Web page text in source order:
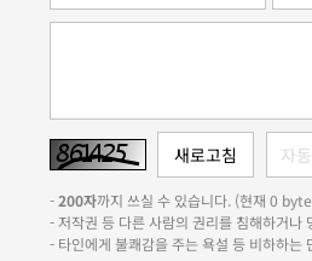
-200자까지 쓰실 수 있습니다. (현재 0
- 저작권 등 다른 사람의 권리를 침해하거나
- 타인에게 불쾌감을 주는 욕설 등 비하하는